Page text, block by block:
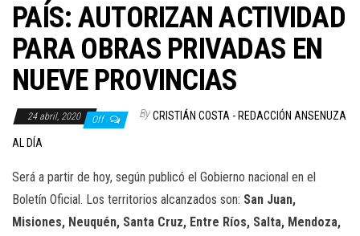
PAÍS: AUTORIZAN ACTIVIDAD
PARA OBRAS PRIVADAS EN
NUEVE PROVINCIAS
24 abril, 2020 Off By CRISTIÁN COSTA - REDACCIÓN ANSENUZA
AL DÍA
Será a partir de hoy, según publicó el Gobierno nacional en el
Boletín Oficial. Los territorios alcanzados son: San Juan,
Misiones, Neuquén, Santa Cruz, Entre Ríos, Salta, Mendoza,